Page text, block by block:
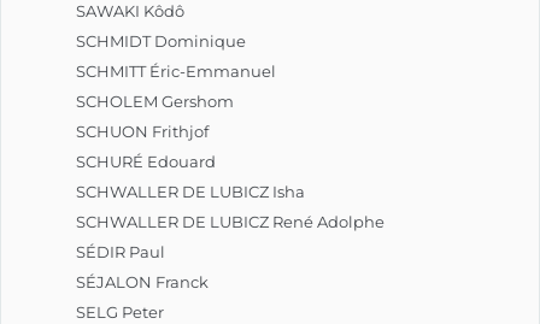
SAWAKI Kôdô
SCHMIDT Dominique
SCHMITT Éric-Emmanuel
SCHOLEM Gershom
SCHUON Frithjof
SCHURÉ Edouard
SCHWALLER DE LUBICZ Isha
SCHWALLER DE LUBICZ René Adolphe
SÉDIR Paul
SÉJALON Franck
SELG Peter